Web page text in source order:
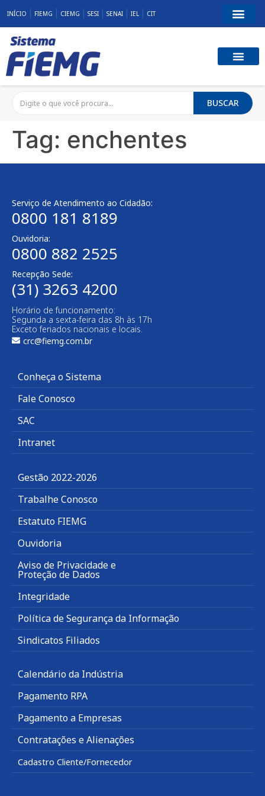
INÍCIO FIEMG CIEMG SESI SENAI IEL CIT
BUSCAR
Tag: enchentes
Serviço de Atendimento ao Cidadão:
0800 181 8189
Ouvidoria:
0800 882 2525​
Recepção Sede:
(31) 3263 4200
Horário de funcionamento:
Segunda a sexta-feira das 8h às 17h
Exceto feriados nacionais e locais.
crc@fiemg.com.br
Conheça o Sistema
Fale Conosco
SAC
Intranet
Gestão 2022-2026
Trabalhe Conosco
Estatuto FIEMG
Ouvidoria
Aviso de Privacidade e
Proteção de Dados
Integridade
Política de Segurança da Informação
Sindicatos Filiados
Calendário da Indústria
Pagamento RPA
Pagamento a Empresas
Contratações e Alienações
Cadastro Cliente/Fornecedor